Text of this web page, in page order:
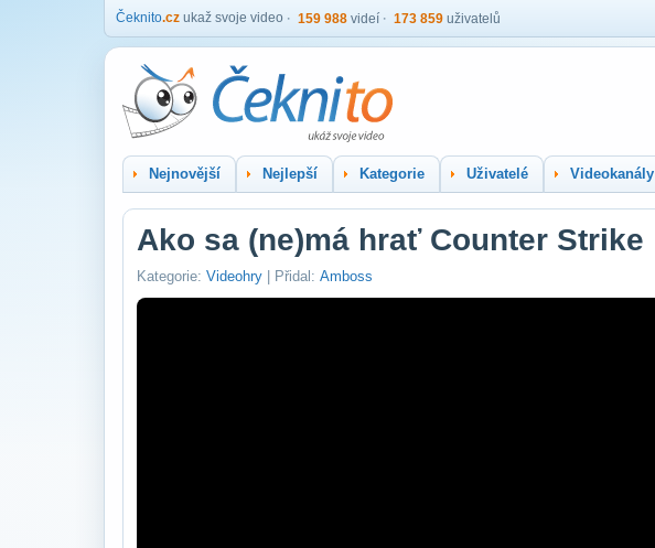
Čeknito.cz ukaž svoje video 159 988 videí 173 859 uživatelů
Nejnovější Nejlepší Kategorie Uživatelé Videokanály
Ako sa (ne)má hrať Counter Strike
Kategorie: Videohry | Přidal: Amboss